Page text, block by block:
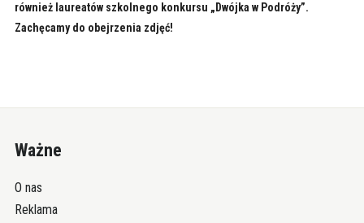
również laureatów szkolnego konkursu „Dwójka w Podróży”.
Zachęcamy do obejrzenia zdjęć!
Ważne
O nas
Reklama